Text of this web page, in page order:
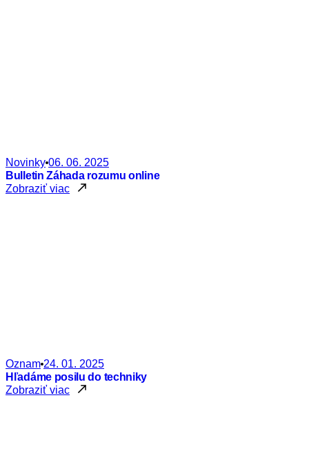
Novinky 06. 06. 2025
Bulletin Záhada rozumu online
Zobraziť viac
Oznam 24. 01. 2025
Hľadáme posilu do techniky
Zobraziť viac